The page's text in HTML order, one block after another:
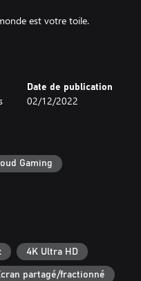
est votre toile.
de 4 semaines de
en gardant une
votre garage avec des
styles artistiques
Ce nouvel opus de la
Criterion Games™ vous
tension.
S’APPLIQUENT. POUR
www.ea.com/fr-fr/legal.
FUR ET À MESURE DE
Date de publication
02/12/2022
Gaming
4K Ultra HD
partagé/fractionné